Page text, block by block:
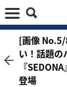
[画像
い！話題の
『
登場